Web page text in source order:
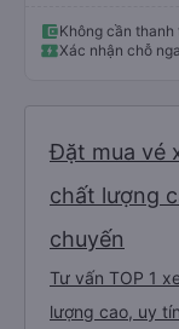
Không cần thanh
Xác nhận chỗ
Đặt mua vé
chất lượng
chuyến
Tư vấn TOP 1
lượng cao, uy